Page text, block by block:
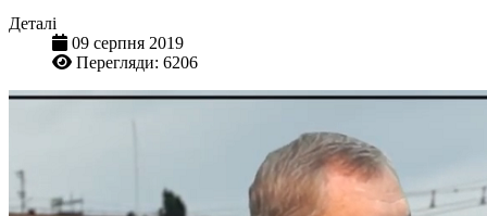
Деталі
09 серпня 2019
Перегляди: 6206